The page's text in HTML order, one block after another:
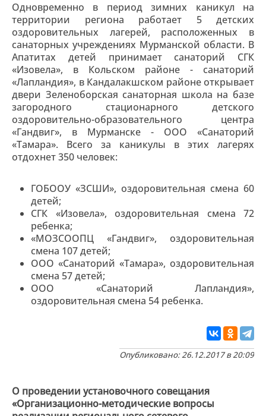
Одновременно в период зимних каникул на
территории региона работает 5 детских
оздоровительных лагерей, расположенных в
санаторных учреждениях Мурманской области. В
Апатитах детей принимает санаторий СГК
«Изовела», в Кольском районе - санаторий
«Лапландия», в Кандалакшском районе открывает
двери Зеленоборская санаторная школа на базе
загородного стационарного детского
оздоровительно-образовательного центра
«Гандвиг», в Мурманске - ООО «Санаторий
«Тамара». Всего за каникулы в этих лагерях
отдохнет 350 человек:
ГОБООУ «ЗСШИ», оздоровительная смена 60
детей;
СГК «Изовела», оздоровительная смена 72
ребенка;
«МОЗСООПЦ «Гандвиг», оздоровительная
смена 107 детей;
ООО «Санаторий «Тамара», оздоровительная
смена 57 детей;
ООО «Санаторий Лапландия»,
оздоровительная смена 54 ребенка.
Опубликовано: 26.12.2017 в 20:09
О проведении установочного совещания
«Организационно-методические вопросы